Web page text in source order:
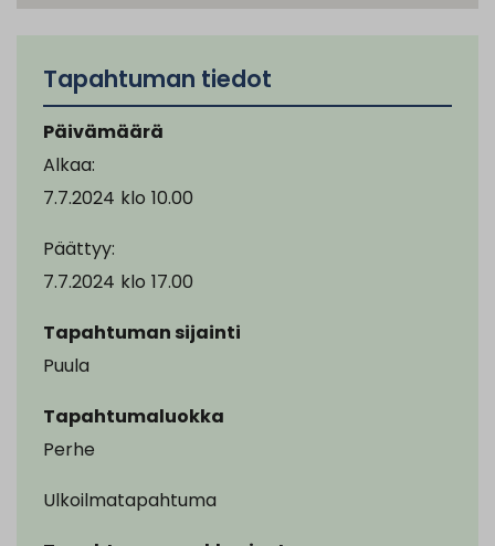
Tapahtuman tiedot
Päivämäärä
Alkaa:
7.7.2024 klo 10.00
Päättyy:
7.7.2024 klo 17.00
Tapahtuman sijainti
Puula
Tapahtumaluokka
Perhe
Ulkoilmatapahtuma